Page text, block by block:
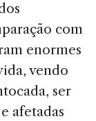
com
enormes
vendo
ser
afetadas